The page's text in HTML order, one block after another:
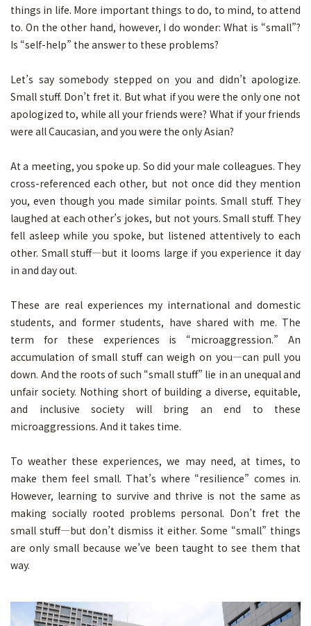
things in life. More important things to do, to mind, to attend
to. On the other hand, however, I do wonder: What is “small”?
Is “self-help” the answer to these problems?
Let’s say somebody stepped on you and didn’t apologize.
Small stuff. Don’t fret it. But what if you were the only one not
apologized to, while all your friends were? What if your friends
were all Caucasian, and you were the only Asian?
At a meeting, you spoke up. So did your male colleagues. They
cross-referenced each other, but not once did they mention
you, even though you made similar points. Small stuff. They
laughed at each other’s jokes, but not yours. Small stuff. They
fell asleep while you spoke, but listened attentively to each
other. Small stuff—but it looms large if you experience it day
in and day out.
These are real experiences my international and domestic
students, and former students, have shared with me. The
term for these experiences is “microaggression.” An
accumulation of small stuff can weigh on you—can pull you
down. And the roots of such “small stuff” lie in an unequal and
unfair society. Nothing short of building a diverse, equitable,
and inclusive society will bring an end to these
microaggressions. And it takes time.
To weather these experiences, we may need, at times, to
make them feel small. That’s where “resilience” comes in.
However, learning to survive and thrive is not the same as
making socially rooted problems personal. Don’t fret the
small stuff—but don’t dismiss it either. Some “small” things
are only small because we’ve been taught to see them that
way.